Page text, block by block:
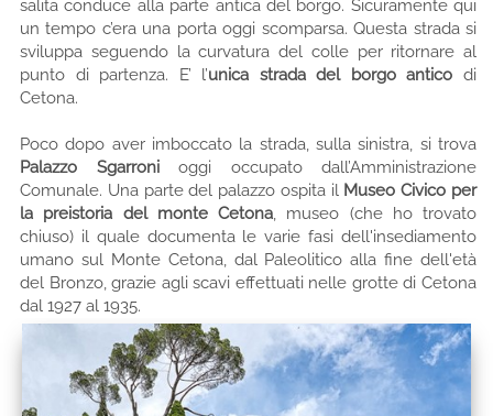
salita conduce alla parte antica del borgo. Sicuramente qui
un tempo c’era una porta oggi scomparsa. Questa strada si
sviluppa seguendo la curvatura del colle per ritornare al
punto di partenza. E’ l’unica strada del borgo anticodi
Cetona.
Poco dopo aver imboccato la strada, sulla sinistra, si trova
Palazzo Sgarronioggi occupato dall’Amministrazione
Comunale. Una parte del palazzo ospita il Museo Civico per
la preistoria del monte Cetona, museo (che ho trovato
chiuso) il quale documenta le varie fasi dell'insediamento
umano sul Monte Cetona, dal Paleolitico alla fine dell'età
del Bronzo, grazie agli scavi effettuati nelle grotte di Cetona
dal 1927 al 1935.